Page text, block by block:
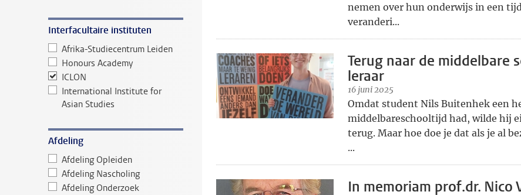
Interfacultaire instituten
Afrika-Studiecentrum Leiden
Honours Academy
ICLON
International Institute for
Asian Studies
Afdeling
Afdeling Opleiden
Afdeling Nascholing
Afdeling Onderzoek
nemen over hun onderwijs in een
veranderi...
Terug naar de middelbare
leraar
16 juni 2025
Omdat student Nils Buitenhek een
middelbareschooltijd had, wilde hij
terug. Maar hoe doe je dat als je al
...
In memoriam prof.dr. Nico